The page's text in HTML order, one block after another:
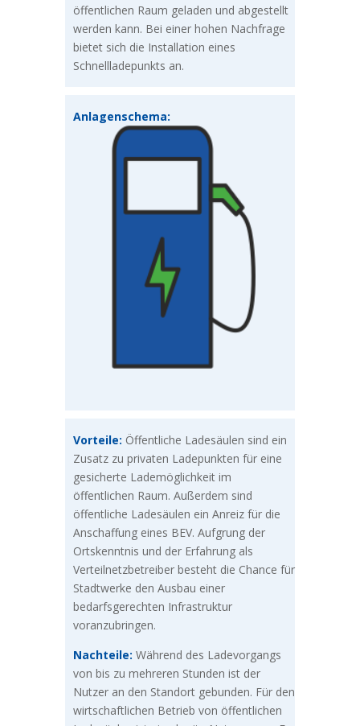
öffentlichen Raum geladen und abgestellt
werden kann. Bei einer hohen Nachfrage
bietet sich die Installation eines
Schnellladepunkts an.
Anlagenschema:
Vorteile: Öffentliche Ladesäulen sind ein
Zusatz zu privaten Ladepunkten für eine
gesicherte Lademöglichkeit im
öffentlichen Raum. Außerdem sind
öffentliche Ladesäulen ein Anreiz für die
Anschaffung eines BEV. Aufgrung der
Ortskenntnis und der Erfahrung als
Verteilnetzbetreiber besteht die Chance für
Stadtwerke den Ausbau einer
bedarfsgerechten Infrastruktur
voranzubringen.​
Nachteile: Während des Ladevorgangs
von bis zu mehreren Stunden ist der
Nutzer an den Standort gebunden. Für den
wirtschaftlichen Betrieb von öffentlichen